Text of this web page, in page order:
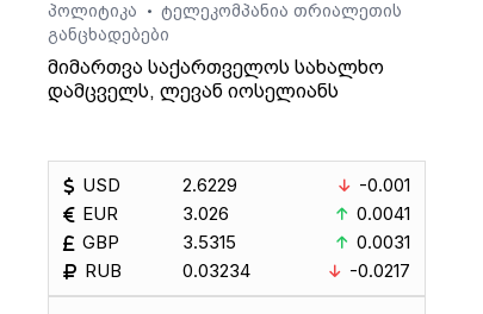
პოლიტიკა
•
ტელეკომპანია თრიალეთის
განცხადებები
მიმართვა საქართველოს სახალხო
დამცველს, ლევან იოსელიანს
USD
EUR
GBP
RUB
2.6229
3.026
3.5315
0.03234
-0.001
0.0041
0.0031
-0.0217